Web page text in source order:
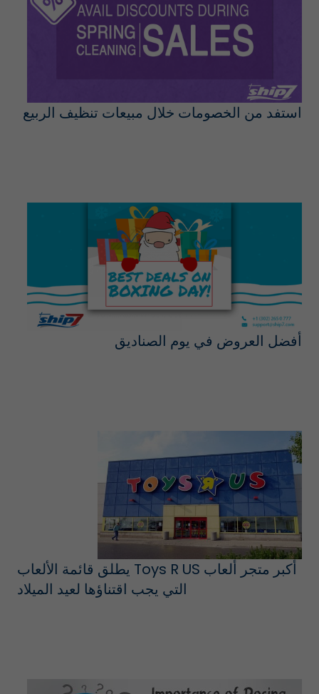
استفد من الخصومات خلال مبيعات تنظيف الربيع
أفضل العروض في يوم الصناديق
أكبر متجر ألعاب Toys R US يطلق قائمة الألعاب
التي يجب اقتناؤها لعيد الميلاد